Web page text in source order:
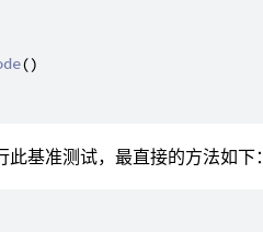
()
基准测试，最直接的方法如下：